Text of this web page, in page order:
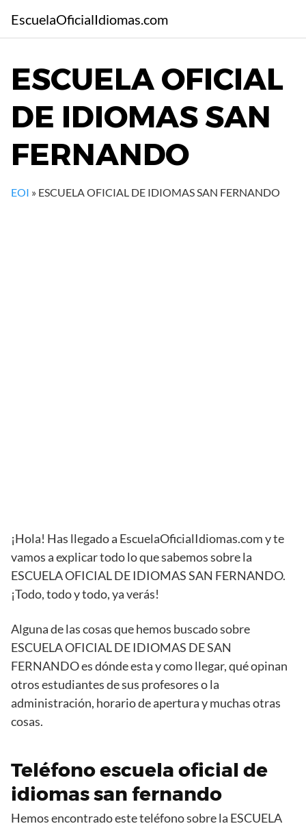
l
EscuelaOficialIdiomas.com
ESCUELA OFICIAL
DE IDIOMAS SAN
FERNANDO
EOI » ESCUELA OFICIAL DE IDIOMAS SAN FERNANDO
¡Hola! Has llegado a EscuelaOficialIdiomas.com y te
vamos a explicar todo lo que sabemos sobre la
ESCUELA OFICIAL DE IDIOMAS SAN FERNANDO.
¡Todo, todo y todo, ya verás!
Alguna de las cosas que hemos buscado sobre
ESCUELA OFICIAL DE IDIOMAS DE SAN
FERNANDO es dónde esta y como llegar, qué opinan
otros estudiantes de sus profesores o la
administración, horario de apertura y muchas otras
cosas.
Teléfono escuela oficial de
idiomas san fernando
Hemos encontrado este teléfono sobre la ESCUELA